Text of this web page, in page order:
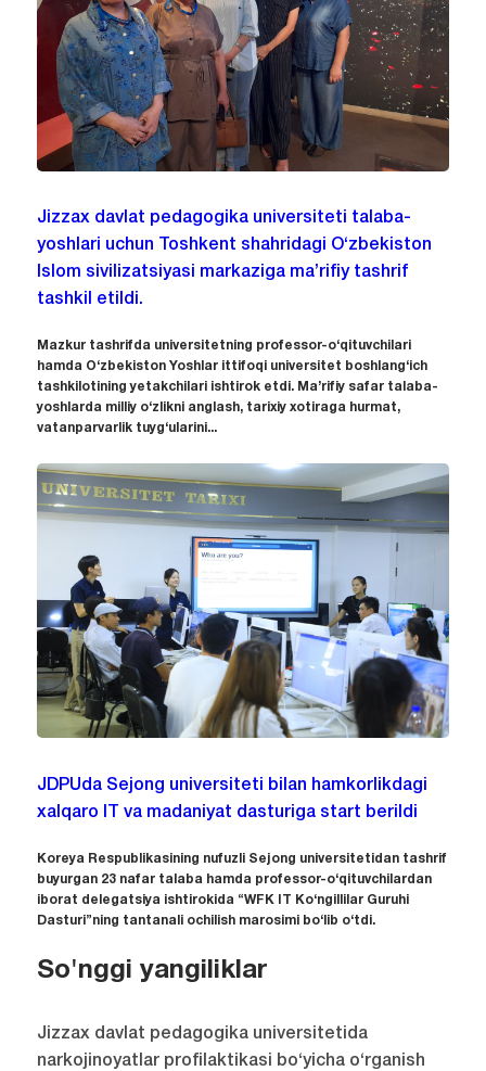
Jizzax davlat pedagogika universiteti talaba-
yoshlari uchun Toshkent shahridagi O‘zbekiston
Islom sivilizatsiyasi markaziga ma’rifiy tashrif
tashkil etildi.
Mazkur tashrifda universitetning professor-o‘qituvchilari
hamda O‘zbekiston Yoshlar ittifoqi universitet boshlang‘ich
tashkilotining yetakchilari ishtirok etdi. Ma’rifiy safar talaba-
yoshlarda milliy o‘zlikni anglash, tarixiy xotiraga hurmat,
vatanparvarlik tuyg‘ularini...
JDPUda Sejong universiteti bilan hamkorlikdagi
xalqaro IT va madaniyat dasturiga start berildi
Koreya Respublikasining nufuzli Sejong universitetidan tashrif
buyurgan 23 nafar talaba hamda professor-o‘qituvchilardan
iborat delegatsiya ishtirokida “WFK IT Ko‘ngillilar Guruhi
Dasturi”ning tantanali ochilish marosimi bo‘lib o‘tdi.
So'nggi yangiliklar
Jizzax davlat pedagogika universitetida
narkojinoyatlar profilaktikasi bo‘yicha o‘rganish